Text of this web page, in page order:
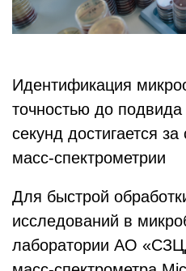
Идентификация
точностью до подвида
секунд достигается
масс-спектрометрии
Для быстрой
исследований в
лаборатории АО